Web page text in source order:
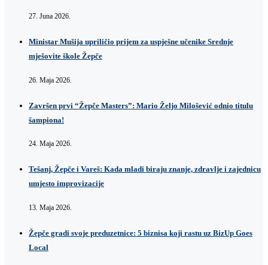
27. Juna 2026.
Ministar Mušija upriličio prijem za uspješne učenike Srednje
mješovite škole Žepče
26. Maja 2026.
Završen prvi “Žepče Masters”: Mario Željo Milošević odnio titulu
šampiona!
24. Maja 2026.
Tešanj, Žepče i Vareš: Kada mladi biraju znanje, zdravlje i zajednicu
umjesto improvizacije
13. Maja 2026.
Žepče gradi svoje preduzetnice: 5 biznisa koji rastu uz BizUp Goes
Local